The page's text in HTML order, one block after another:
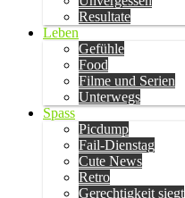
Resultate
Leben
Gefühle
Food
Filme und Serien
Unterwegs
Spass
Picdump
Fail-Dienstag
Cute News
Retro
Gerechtigkeit siegt